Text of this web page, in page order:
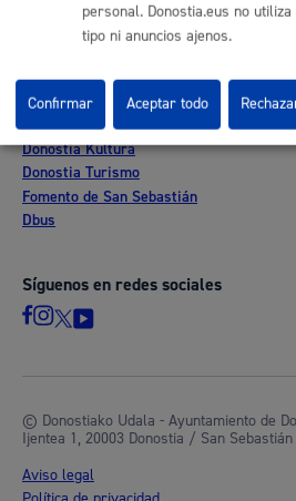
Mapa web
Otras páginas web corporativas
Donostia Kirola
Donostia Kultura
Donostia Turismo
Fomento de San Sebastián
Dbus
Síguenos en redes sociales
© Donostiako Udala - Ayuntamiento de
Ijentea 1, 20003 Donostia / San Sebastián
Aviso legal
personal. Donostia.eus no
tipo ni anuncios ajenos.
Confirmar Aceptar todo